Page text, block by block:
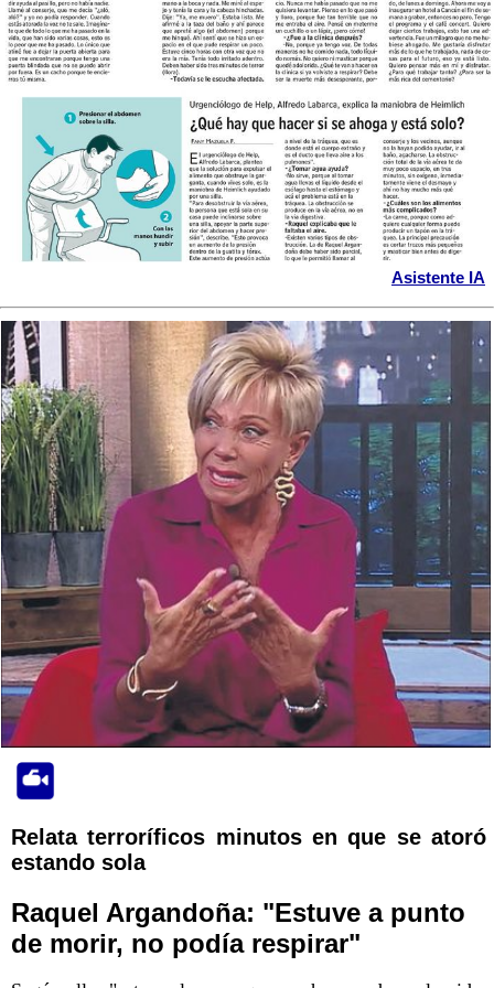
Asistente IA
Relata terroríficos minutos en que se atoró
estando sola
Raquel Argandoña: "Estuve a punto
de morir, no podía respirar"